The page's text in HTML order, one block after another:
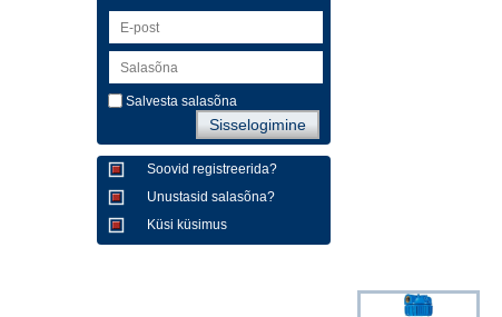
Salvesta salasõna
Soovid registreerida?
Unustasid salasõna?
Küsi küsimus